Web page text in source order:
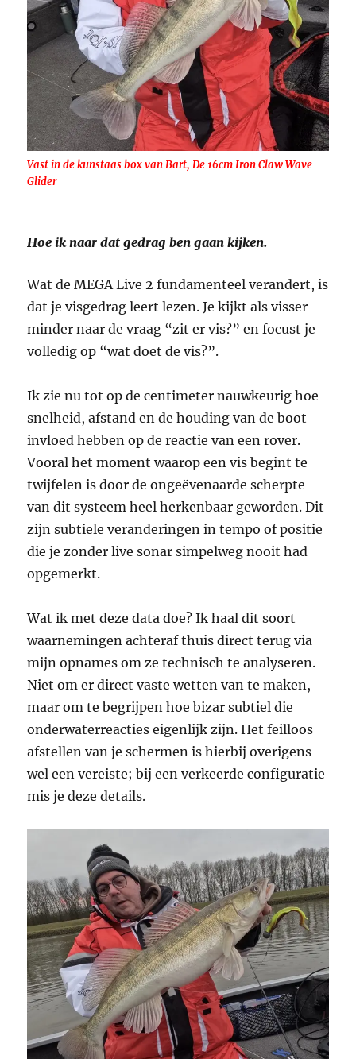
Vast in de kunstaas box van Bart, De 16cm Iron Claw Wave
Glider
Hoe ik naar dat gedrag ben gaan kijken.
Wat de MEGA Live 2 fundamenteel verandert, is
dat je visgedrag leert lezen. Je kijkt als visser
minder naar de vraag “zit er vis?” en focust je
volledig op “wat doet de vis?”.
Ik zie nu tot op de centimeter nauwkeurig hoe
snelheid, afstand en de houding van de boot
invloed hebben op de reactie van een rover.
Vooral het moment waarop een vis begint te
twijfelen is door de ongeëvenaarde scherpte
van dit systeem heel herkenbaar geworden. Dit
zijn subtiele veranderingen in tempo of positie
die je zonder live sonar simpelweg nooit had
opgemerkt.
Wat ik met deze data doe? Ik haal dit soort
waarnemingen achteraf thuis direct terug via
mijn opnames om ze technisch te analyseren.
Niet om er direct vaste wetten van te maken,
maar om te begrijpen hoe bizar subtiel die
onderwaterreacties eigenlijk zijn. Het feilloos
afstellen van je schermen is hierbij overigens
wel een vereiste; bij een verkeerde configuratie
mis je deze details.